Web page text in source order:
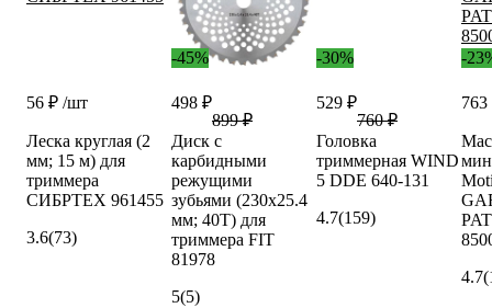
56 ₽ /шт
Леска круглая (2
мм; 15 м) для
триммера
СИБРТЕХ 961455
3.6(73)
-45%
498 ₽
899 ₽
Диск с
карбидными
режущими
зубьями (230х25.4
мм; 40Т) для
триммера FIT
81978
5(5)
-30%
529 ₽
760 ₽
Головка
триммерная WIND
5 DDE 640-131
4.7(159)
-
763
4.7